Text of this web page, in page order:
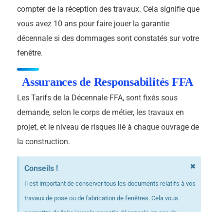
compter de la réception des travaux. Cela signifie que
vous avez 10 ans pour faire jouer la garantie
décennale si des dommages sont constatés sur votre
fenêtre.
Assurances de Responsabilités FFA
Les Tarifs de la Décennale FFA, sont fixés sous
demande, selon le corps de métier, les travaux en
projet, et le niveau de risques lié à chaque ouvrage de
la construction.
Conseils !
Il est important de conserver tous les documents relatifs à vos
travaux de pose ou de fabrication de fenêtres. Cela vous
×